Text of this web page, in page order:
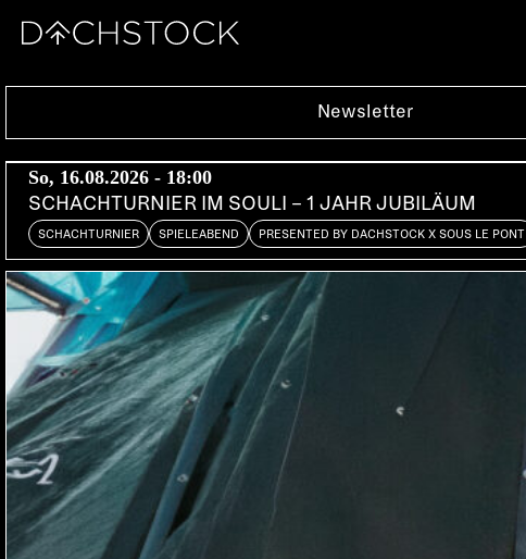
Newsletter
So, 16.08.2026 - 18:00
SCHACHTURNIER IM SOULI – 1 JAHR JUBILÄUM
SCHACHTURNIER SPIELEABEND PRESENTED BY DACHSTOCK X SOUS LE PONT